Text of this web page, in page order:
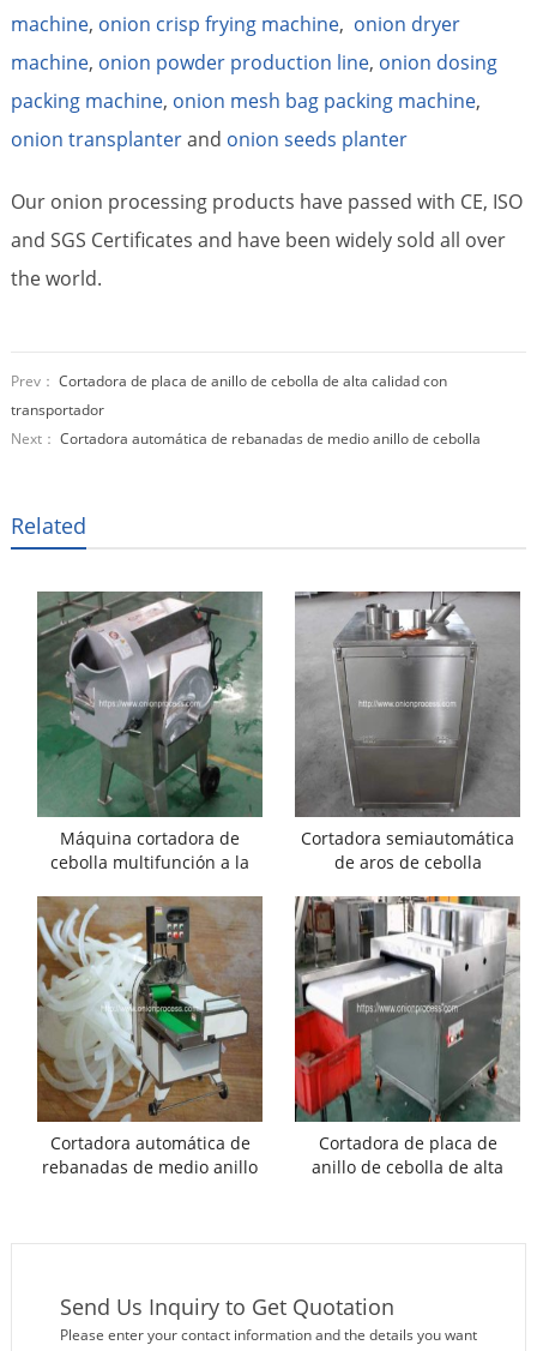
machine, onion crisp frying machine, onion dryer
machine, onion powder production line, onion dosing
packing machine, onion mesh bag packing machine,
onion transplanterand onion seeds planter
Our onion processing products have passed with CE, ISO
and SGS Certificates and have been widely sold all over
the world.
Prev： Cortadora de placa de anillo de cebolla de alta calidad con
transportador
Next： Cortadora automática de rebanadas de medio anillo de cebolla
Related
Máquina cortadora de
cebolla multifunción a la
Cortadora semiautomática
de aros de cebolla
Cortadora automática de
rebanadas de medio anillo
Cortadora de placa de
anillo de cebolla de alta
Send Us Inquiry to Get Quotation
Please enter your contact information and the details you want